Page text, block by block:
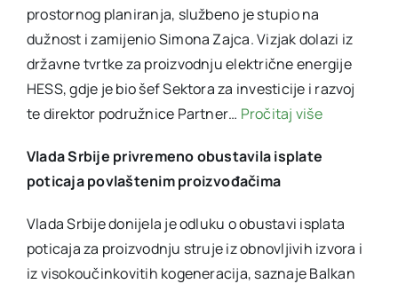
prostornog planiranja, službeno je stupio na
dužnost i zamijenio Simona Zajca. Vizjak dolazi iz
državne tvrtke za proizvodnju električne energije
HESS, gdje je bio šef Sektora za investicije i razvoj
te direktor podružnice Partner… Pročitaj više
Vlada Srbije privremeno obustavila isplate
poticaja povlaštenim proizvođačima
Vlada Srbije donijela je odluku o obustavi isplata
poticaja za proizvodnju struje iz obnovljivih izvora i
iz visokoučinkovitih kogeneracija, saznaje Balkan